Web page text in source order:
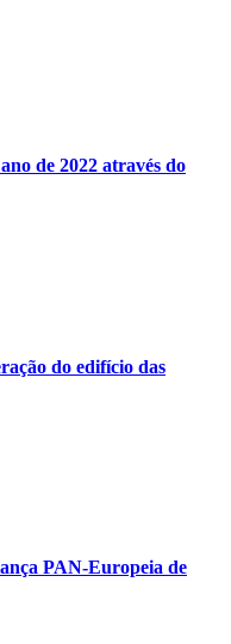
de 2022 através do
do edifício das
PAN-Europeia de